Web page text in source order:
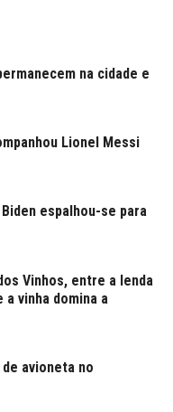
na cidade e
Lionel Messi
espalhou-se para
Vinhos, entre a lenda
vinha domina a
avioneta no